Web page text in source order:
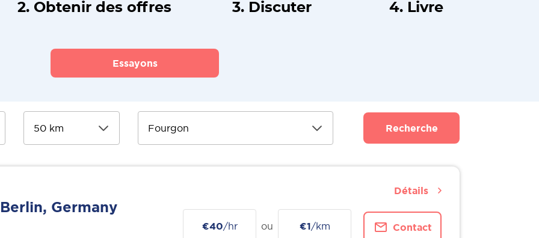
2. Obtenir des offres 3. Discuter 4. Livre
Essayons
Recherche
Berlin, Germany
€40/hr ou €1/km Contact
Détails